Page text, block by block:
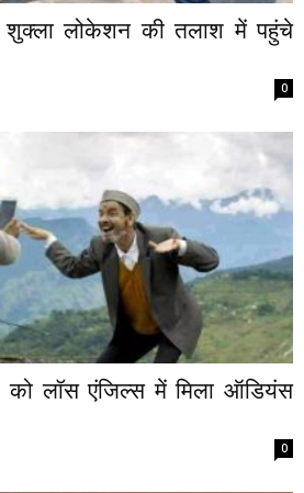
शुक्ला लोकेशन की तलाश में पहुंचे
0
को लॉस एंजिल्स में मिला ऑडियंस
0